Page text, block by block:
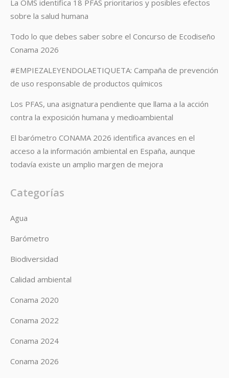
La OMS identifica 18 PFAS prioritarios y posibles efectos
sobre la salud humana
Todo lo que debes saber sobre el Concurso de Ecodiseño
Conama 2026
#EMPIEZALEYENDOLAETIQUETA: Campaña de prevención
de uso responsable de productos químicos
Los PFAS, una asignatura pendiente que llama a la acción
contra la exposición humana y medioambiental
El barómetro CONAMA 2026 identifica avances en el
acceso a la información ambiental en España, aunque
todavía existe un amplio margen de mejora
Categorías
Agua
Barómetro
Biodiversidad
Calidad ambiental
Conama 2020
Conama 2022
Conama 2024
Conama 2026